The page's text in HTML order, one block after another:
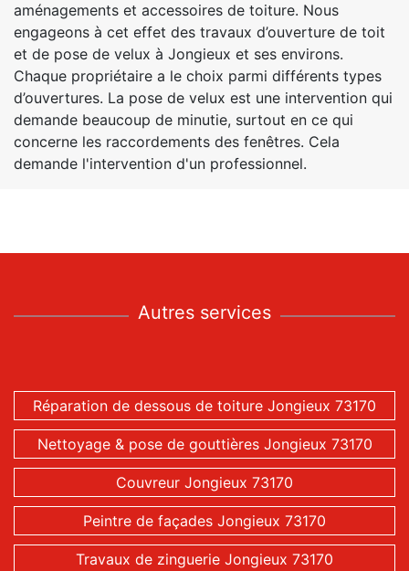
aménagements et accessoires de toiture. Nous
engageons à cet effet des travaux d’ouverture de toit
et de pose de velux à Jongieux et ses environs.
Chaque propriétaire a le choix parmi différents types
d’ouvertures. La pose de velux est une intervention qui
demande beaucoup de minutie, surtout en ce qui
concerne les raccordements des fenêtres. Cela
demande l'intervention d'un professionnel.
Autres services
Réparation de dessous de toiture Jongieux 73170
Nettoyage & pose de gouttières Jongieux 73170
Couvreur Jongieux 73170
Peintre de façades Jongieux 73170
Travaux de zinguerie Jongieux 73170